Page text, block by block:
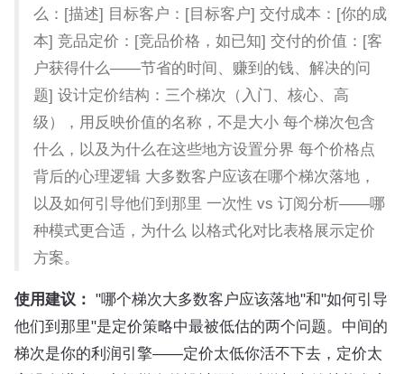
么：[描述] 目标客户：[目标客户] 交付成本：[你的成
本] 竞品定价：[竞品价格，如已知] 交付的价值：[客
户获得什么——节省的时间、赚到的钱、解决的问
题] 设计定价结构：三个梯次（入门、核心、高
级），用反映价值的名称，不是大小 每个梯次包含
什么，以及为什么在这些地方设置分界 每个价格点
背后的心理逻辑 大多数客户应该在哪个梯次落地，
以及如何引导他们到那里 一次性 vs 订阅分析——哪
种模式更合适，为什么 以格式化对比表格展示定价
方案。
使用建议： "哪个梯次大多数客户应该落地"和"如何引导
他们到那里"是定价策略中最被低估的两个问题。中间的
梯次是你的利润引擎——定价太低你活不下去，定价太